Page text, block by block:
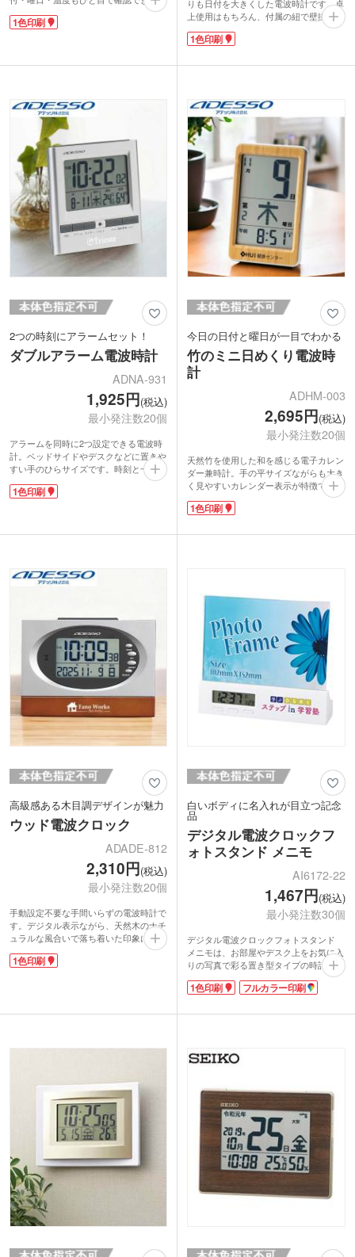
ラーム機能も搭載。バックライト付き
で、就寝時に明かりを消した枕元でもサ
ブルなどどこにでもすっきり馴染みま
年・開業記念品にいかがでしょうか？毎
日使う実用品だからこそ手元に残る記念
品になりますよ。
1色印刷
りも日付を大きくした電波時計です。卓
上使用はもちろん、付属の紐で壁掛けも
可能。リビングや玄関先の目に付く場所
に置いておけます。温度や第何曜日など
も最大18日分設定できるので、ご家族の
1色でロゴ印刷ができます。クリニック
の開業や内覧会などの記念品として大変
おススメです!
1色印刷
2つの時刻にアラームセット！
ダブルアラーム電波時計
ADNA-931
1,925円(税込)
最小発注数20個
アラームを同時に2つ設定できる電波時
計。ベッドサイドやデスクなどに置きや
すい手のひらサイズです。時刻と一緒に
日付・温湿度も確認できて便利。暗い部
屋でも画面を確認できるバックライト機
本体下部には名入れ印刷が可能です。周
1色印刷
今日の日付と曜日が一目でわかる
竹のミニ日めくり電波時
計
ADHM-003
2,695円(税込)
最小発注数20個
天然竹を使用した和を感じる電子カレン
ダー兼時計。手の平サイズながらも大き
く見やすいカレンダー表示が特徴です。
紙の日めくりカレンダーのようにめくり
忘れる心配はなし。曜日は第何曜日表示
約確認などに役立ちます。置き掛け兼用
護施設・老人ホームの入所記念品・敬老
会のプレゼントなどにいかがでしょう
か。
1色印刷
高級感ある木目調デザインが魅力
ウッド電波クロック
ADADE-812
2,310円(税込)
最小発注数20個
手動設定不要な手間いらずの電波時計で
す。デジタル表示ながら、天然木のナチ
ュラルな風合いで落ち着いた印象に。大
きな液晶表示だから時刻・日付・曜日が
ひと目で確認できます。目覚まし＋スヌ
周年記念や卒業記念品におすすめ。上品
1色印刷
白いボディに名入れが目立つ記念
品
デジタル電波クロックフ
ォトスタンド メニモ
AI6172-22
1,467円(税込)
最小発注数30個
デジタル電波クロックフォトスタンド
メニモは、お部屋やデスク上をお気に入
りの写真で彩る置き型タイプの時計で
す。L版サイズの写真やポストカードを
手早く簡単に差し替えることができま
日が漢字で示されるのでパッと見やすく
ィへの名入れはロゴやイベント名が映え
ます。企業や学校の記念品、ファンクラ
1色印刷 フルカラー印刷